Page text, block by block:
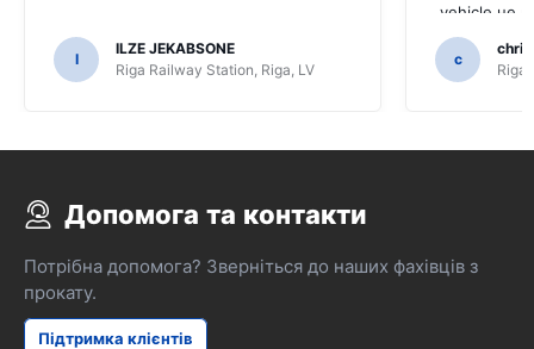
I
ILZE JEKABSONE
Riga Railway Station, Riga, LV
.vehicle не
Tha
точка не
привести
протягом 6
c
Riga
Допомога та контакти
Потрібна допомога? Зверніться до наших фахівців з
прокату.
Підтримка клієнтів